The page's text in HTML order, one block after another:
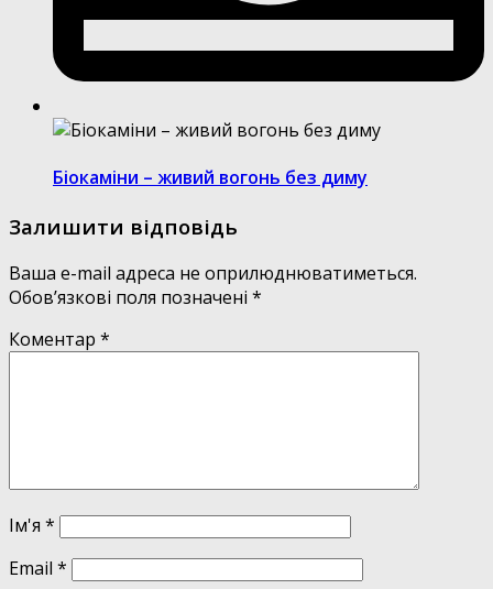
Біокаміни – живий вогонь без диму
Залишити відповідь
Ваша e-mail адреса не оприлюднюватиметься.
Обов’язкові поля позначені *
Коментар *
Ім'я *
Email *